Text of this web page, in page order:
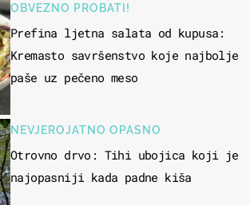
OBVEZNO PROBATI!
Prefina ljetna salata od kupusa:
Kremasto savršenstvo koje najbolje
paše uz pečeno meso
NEVJEROJATNO OPASNO
Otrovno drvo: Tihi ubojica koji je
najopasniji kada padne kiša